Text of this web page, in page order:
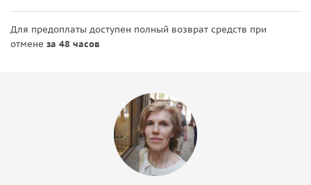
Для предоплаты доступен полный возврат средств при
отмене за 48 часов